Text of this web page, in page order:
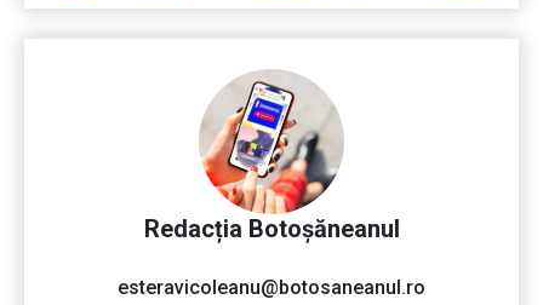
Redacția Botoșăneanul
esteravicoleanu@botosaneanul.ro